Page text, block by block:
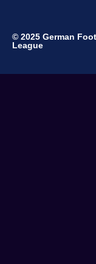
© 2025 German
League